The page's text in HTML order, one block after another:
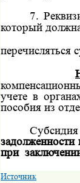
7.
который
перечисляться
учете в
пособия из
при
Источник